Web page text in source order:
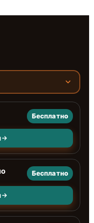
Бесплатно
Бесплатно